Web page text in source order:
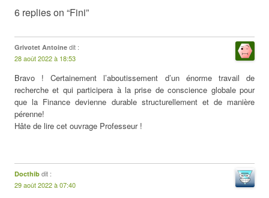
6 replies on “Fini”
Grivotet Antoine dit :
28 août 2022 à 18:53
Bravo ! Certainement l’aboutissement d’un énorme travail de
recherche et qui participera à la prise de conscience globale pour
que la Finance devienne durable structurellement et de manière
pérenne!
Hâte de lire cet ouvrage Professeur !
Docthib dit :
29 août 2022 à 07:40